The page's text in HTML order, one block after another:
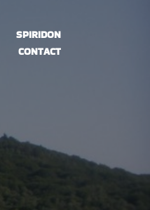
SPIRIDON
CONTACT